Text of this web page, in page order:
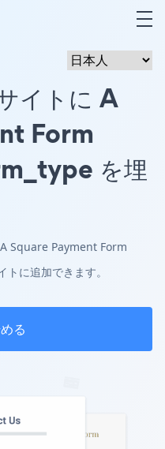
イトに A
Form
を埋
Square Payment Form
に追加できます。
る